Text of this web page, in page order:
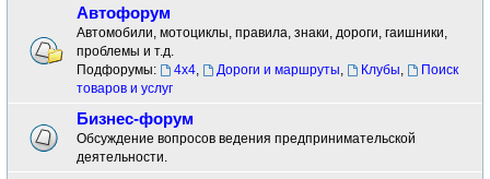
Автофорум
Автомобили, мотоциклы, правила, знаки, дороги, гаишники,
проблемы и т.д.
Подфорумы:
4x4, Дороги и маршруты, Клубы,
Поиск
товаров и услуг
Бизнес-форум
Обсуждение вопросов ведения предпринимательской
деятельности.